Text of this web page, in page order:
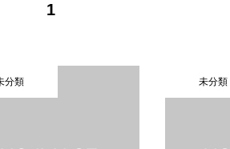
1
分類 未分類